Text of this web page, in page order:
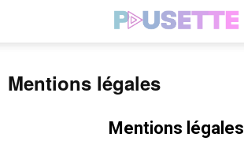
Mentions légales
Mentions légales